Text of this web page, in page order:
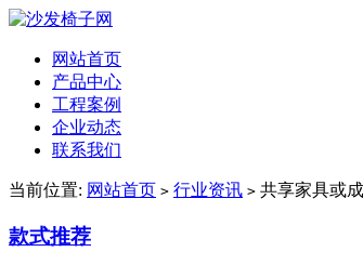
网站首页
产品中心
工程案例
企业动态
联系我们
当前位置: 网站首页 > 行业资讯 > 共享家具或
款式推荐